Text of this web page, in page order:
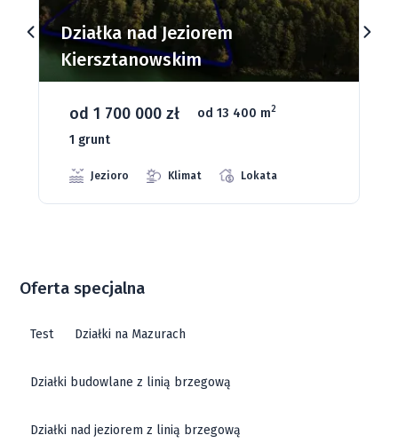
Działki budowlane nad Jeziorem
Dąbrowa Mała
od 93 280 zł od 1075 m 2 66 grunt
Oferta specjalna
Test Działki na Mazurach
Działki budowlane z linią brzegową
Działki nad jeziorem z linią brzegową